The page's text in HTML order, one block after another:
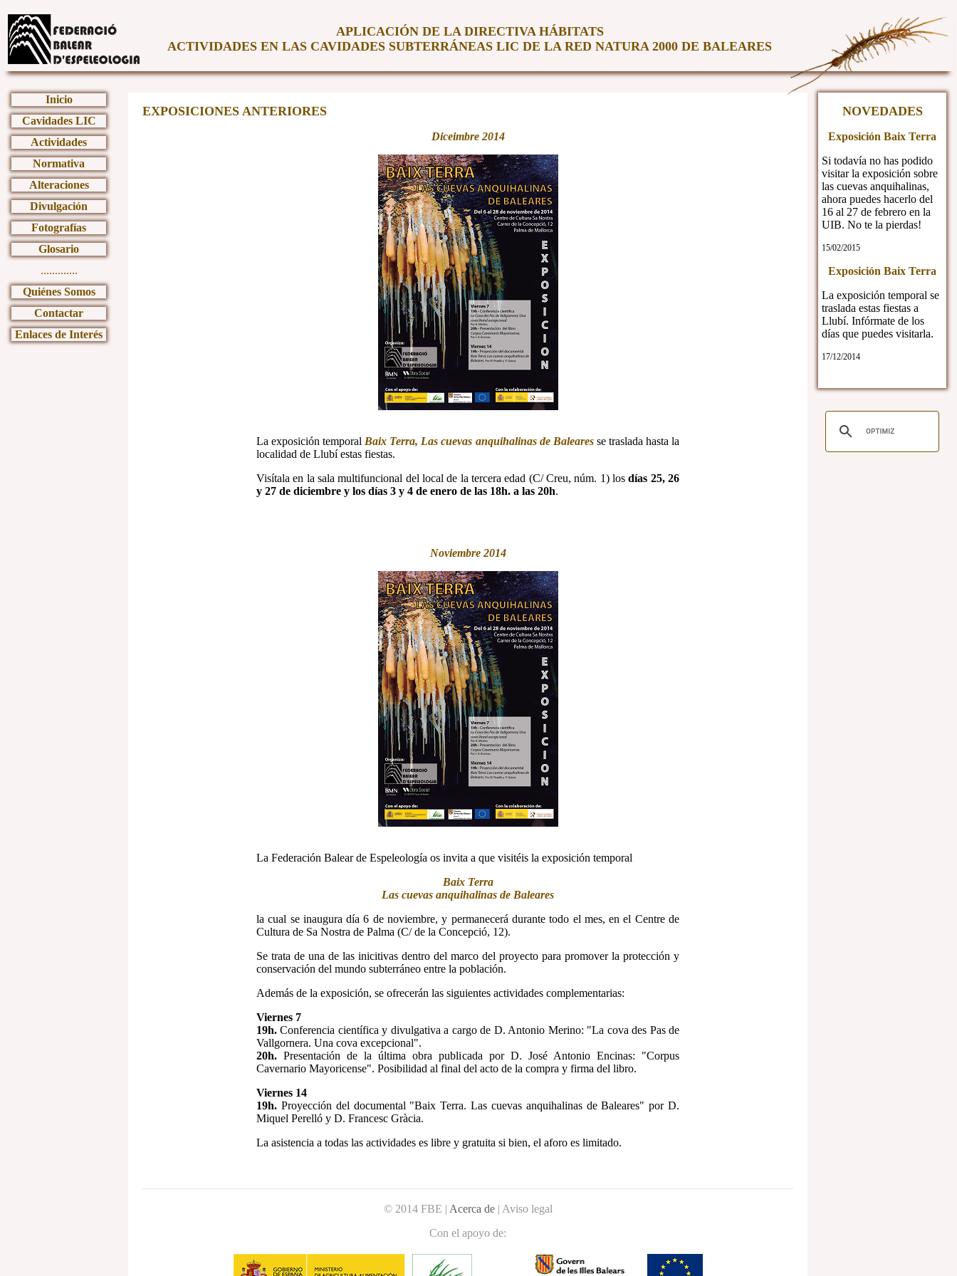
APLICACIÓN DE LA DIRECTIVA HÁBITATS
ACTIVIDADES EN LAS CAVIDADES SUBTERRÁNEAS LIC DE LA RED NATURA 2000 DE BALEARES
Inicio
Cavidades LIC
Actividades
Normativa
Alteraciones
Divulgación
Fotografías
Glosario
.............
Quiénes Somos
Contactar
Enlaces de Interés
EXPOSICIONES ANTERIORES
Diceimbre 2014
La exposición temporal Baix Terra, Las cuevas anquihalinas de Balearesse traslada hasta la
localidad de Llubí estas fiestas.
Visítala en la sala multifuncional del local de la tercera edad (C/ Creu, núm. 1) los días 25, 26
y 27 de diciembre y los días 3 y 4 de enero de las 18h. a las 20h.
Noviembre 2014
La Federación Balear de Espeleología os invita a que visitéis la exposición temporal
Baix Terra
Las cuevas anquihalinas de Baleares
la cual se inaugura día 6 de noviembre, y permanecerá durante todo el mes, en el Centre de
Cultura de Sa Nostra de Palma (C/ de la Concepció, 12).
Se trata de una de las inicitivas dentro del marco del proyecto para promover la protección y
conservación del mundo subterráneo entre la población.
Además de la exposición, se ofrecerán las siguientes actividades complementarias:
Viernes 7
19h. Conferencia científica y divulgativa a cargo de D. Antonio Merino: "La cova des Pas de
Vallgornera. Una cova excepcional".
20h. Presentación de la última obra publicada por D. José Antonio Encinas: "Corpus
Cavernario Mayoricense". Posibilidad al final del acto de la compra y firma del libro.
Viernes 14
19h. Proyección del documental "Baix Terra. Las cuevas anquihalinas de Baleares" por D.
Miquel Perelló y D. Francesc Gràcia.
La asistencia a todas las actividades es libre y gratuita si bien, el aforo es limitado.
© 2014 FBE | Acerca de| Aviso legal
Con el apoyo de:
NOVEDADES
Exposición Baix Terra
Si todavía no has podido
visitar la exposición sobre
las cuevas anquihalinas,
ahora puedes hacerlo del
16 al 27 de febrero en la
UIB. No te la pierdas!
15/02/2015
Exposición Baix Terra
La exposición temporal se
traslada estas fiestas a
Llubí. Infórmate de los
días que puedes visitarla.
17/12/2014